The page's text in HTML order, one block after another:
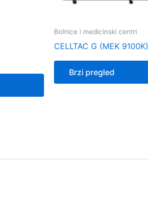
Bolnice i medicinski centri
CELLTAC G (MEK 9100K)
Brzi pregled